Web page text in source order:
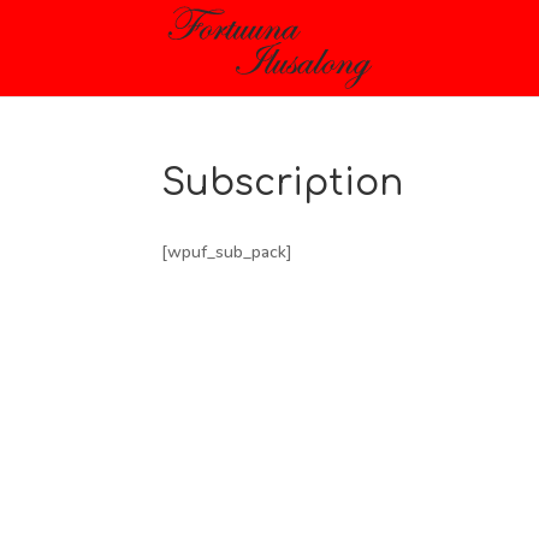
Subscription
[wpuf_sub_pack]